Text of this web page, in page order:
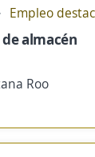
Empleo
almacén
Roo